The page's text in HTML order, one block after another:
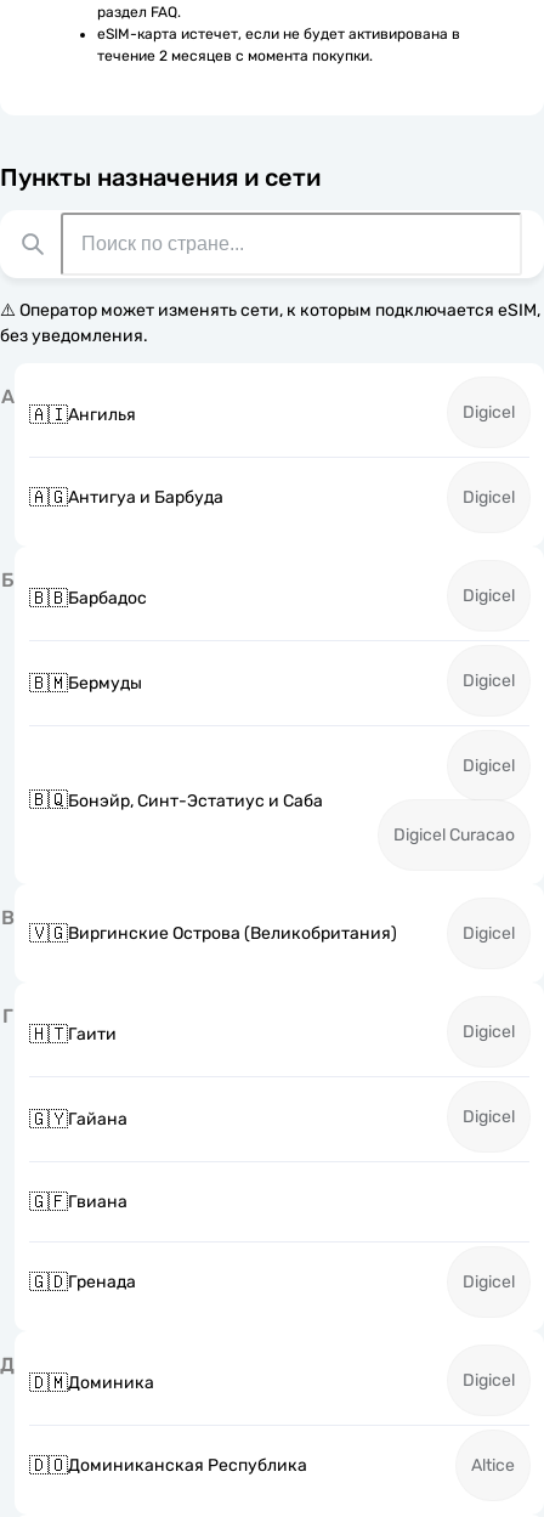
раздел FAQ.
eSIM-карта истечет, если не будет активирована в
течение 2 месяцев с момента покупки.
Пункты назначения и сети
⚠️ Оператор может изменять сети, к которым подключается eSIM,
без уведомления.
А
🇦🇮Ангилья Digicel
🇦🇬Антигуа и Барбуда Digicel
Б
🇧🇧Барбадос Digicel
🇧🇲Бермуды Digicel
🇧🇶Бонэйр, Синт-Эстатиус и Саба
Digicel
Digicel Curacao
В
🇻🇬Виргинские Острова (Великобритания) Digicel
Г
🇭🇹Гаити Digicel
🇬🇾Гайана Digicel
🇬🇫Гвиана
🇬🇩Гренада Digicel
Д
🇩🇲Доминика Digicel
🇩🇴Доминиканская Республика Altice